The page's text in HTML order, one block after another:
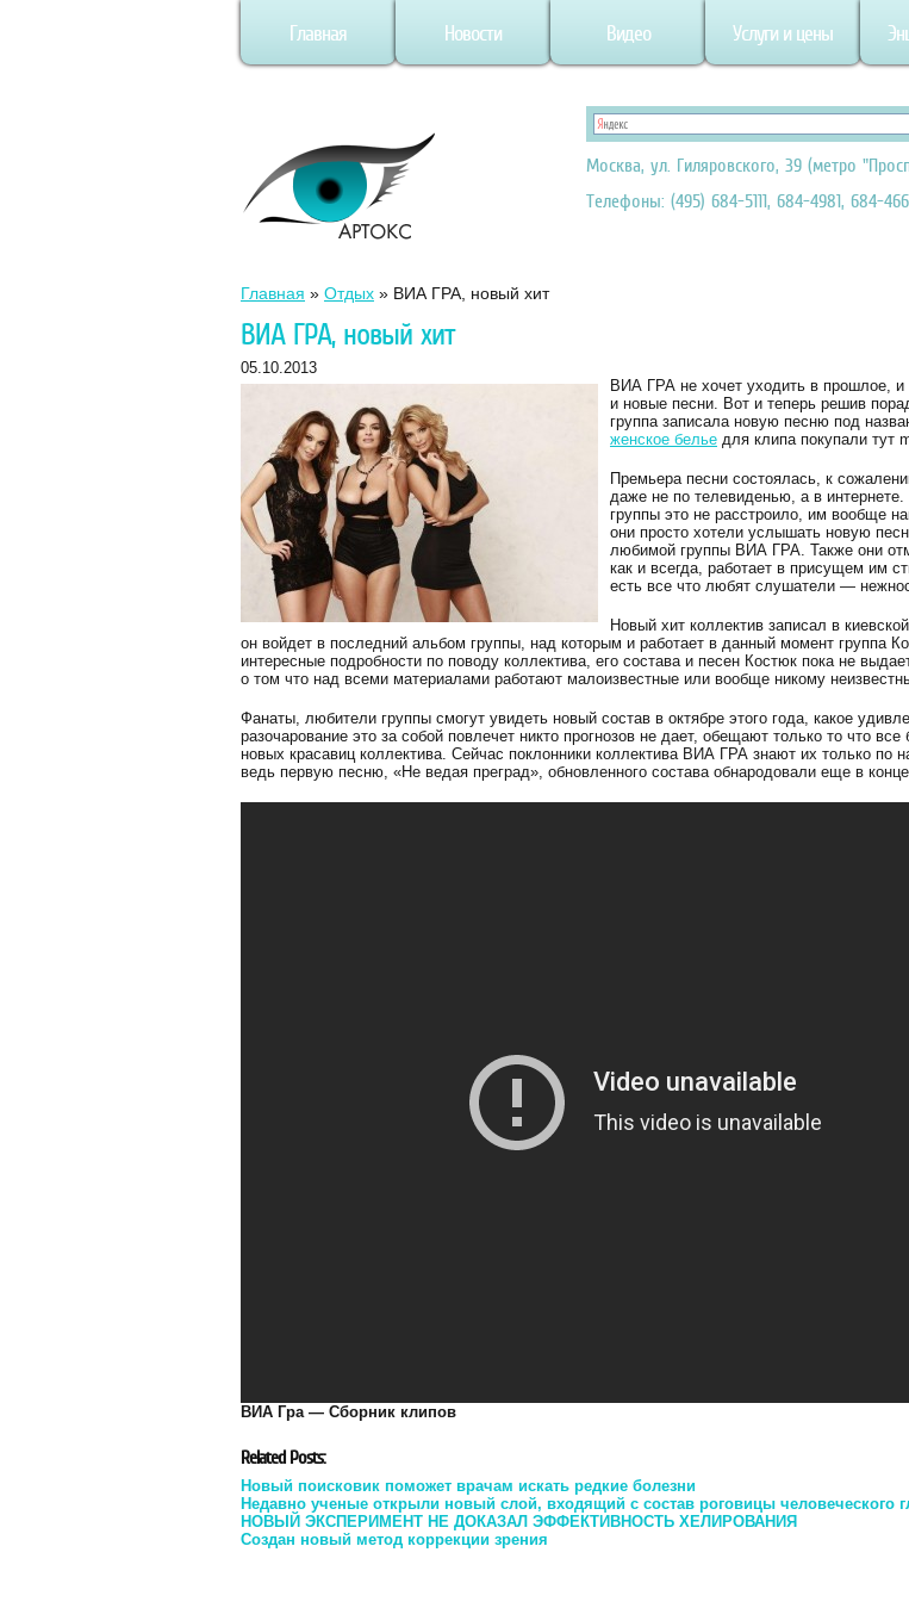
Главная Новости Видео Услуги и цены
Москва, ул. Гиляровского, 39 (метро
Телефоны: (495) 684-5111, 684-4981, 684-
Главная » Отдых » ВИА ГРА, новый хит
ВИА ГРА, новый хит
05.10.2013
ВИА ГРА не хочет уходить в прошлое, и
и новые песни. Вот и теперь решив
группа записала новую песню под
женское белье для клипа покупали тут
Премьера песни состоялась, к
даже не по телевиденью, а в интернете.
группы это не расстроило, им вообще
они просто хотели услышать новую
любимой группы ВИА ГРА. Также они
как и всегда, работает в присущем им
есть все что любят слушатели —
Новый хит коллектив записал в
он войдет в последний альбом группы, над которым и работает в данный момент группа
интересные подробности по поводу коллектива, его состава и песен Костюк пока не
о том что над всеми материалами работают малоизвестные или вообще никому
Фанаты, любители группы смогут увидеть новый состав в октябре этого года, какое
разочарование это за собой повлечет никто прогнозов не дает, обещают только то что все
новых красавиц коллектива. Сейчас поклонники коллектива ВИА ГРА знают их только по
ведь первую песню, «Не ведая преград», обновленного состава обнародовали еще в
ВИА Гра — Сборник клипов
Related Posts:
Новый поисковик поможет врачам искать редкие болезни
Недавно ученые открыли новый слой, входящий с состав роговицы человеческого
НОВЫЙ ЭКСПЕРИМЕНТ НЕ ДОКАЗАЛ ЭФФЕКТИВНОСТЬ ХЕЛИРОВАНИЯ
Создан новый метод коррекции зрения